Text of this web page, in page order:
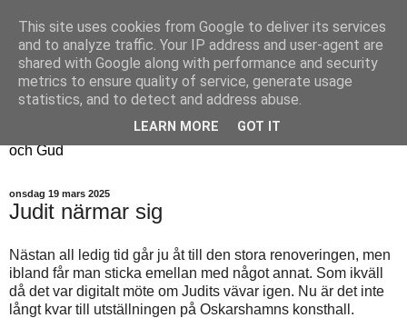
Fyren
Fyren finns för att sprida ljus i mörkret
För att påminna om guldkanterna i tillvaron
Här samsas jakt, hantverk, odling, och andra tankar om livet
och Gud
onsdag 19 mars 2025
Judit närmar sig
Nästan all ledig tid går ju åt till den stora renoveringen, men
ibland får man sticka emellan med något annat. Som ikväll
då det var digitalt möte om Judits vävar igen. Nu är det inte
långt kvar till utställningen på Oskarshamns konsthall.
This site uses cookies from Google to deliver its services
and to analyze traffic. Your IP address and user-agent are
shared with Google along with performance and security
metrics to ensure quality of service, generate usage
statistics, and to detect and address abuse.
LEARN MORE GOT IT